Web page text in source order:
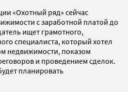
«Охотный ряд» сейчас
с заработной платой до
ищет грамотного,
специалиста, который хотел
недвижимости, показом
и проведением сделок.
планировать